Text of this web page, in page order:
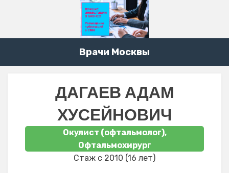
Врачи Москвы
ДАГАЕВ АДАМ
ХУСЕЙНОВИЧ
Окулист (офтальмолог),
Офтальмохирург
Стаж с 2010 (16 лет)